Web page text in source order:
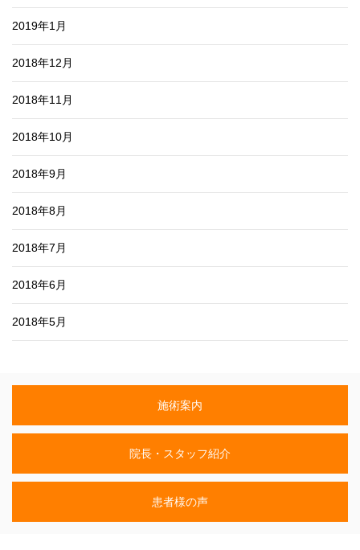
2019年1月
2018年12月
2018年11月
2018年10月
2018年9月
2018年8月
2018年7月
2018年6月
2018年5月
施術案内
院長・スタッフ紹介
患者様の声